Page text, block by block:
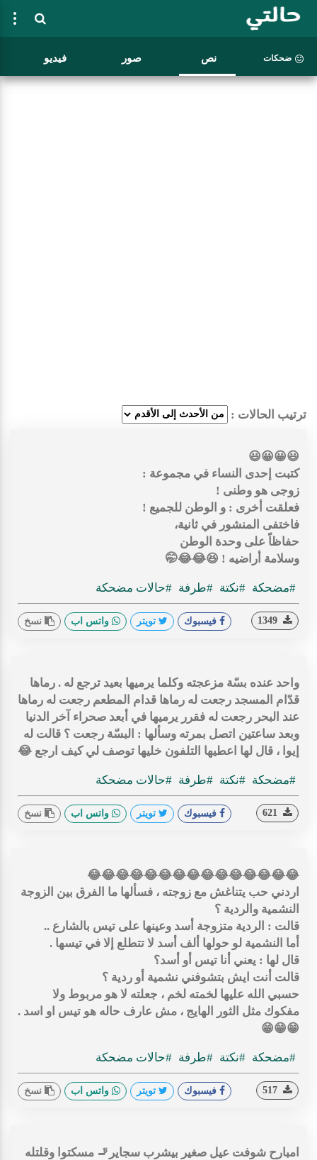
ضحكات نص صور فيديو
ترتيب الحالات :
😃😀😀😃
‏كتبت إحدى النساء في مجموعة :
زوجى هو وطنى !
فعلقت أخرى : و الوطن للجميع !
فاختفى المنشور في ثانية،
حفاظاً على وحدة الوطن
وسلامة أراضيه ! 😆😂😂🤭
#مضحكة #نكتة #طرفة #حالات مضحكة
فيسبوك تويتر واتس اب نسخ
‏واحد عنده بسّة مزعجته وكلما يرميها بعيد ترجع له . رماها
قدّام المسجد رجعت له رماها قدام المطعم رجعت له رماها
عند البحر رجعت له فقرر يرميها في أبعد صحراء آخر الدنيا
وبعد ساعتين اتصل بمرته وسألها : البسّة رجعت ؟ قالت له
إيوا ، قال لها اعطيها التلفون خليها توصف لي كيف ارجع 😂
#مضحكة #نكتة #طرفة #حالات مضحكة
فيسبوك تويتر واتس اب نسخ
😂😂😂😂😂😂😂😂😂😂😂😂😂😂😂
اردني حب يتناغش مع زوجته ، فسألها ما الفرق بين الزوجة
النشمية والردية ؟
‏قالت : الردية متزوجة أسد وعينها على تيس بالشارع ..
‏أما النشمية لو حولها ألف أسد لا تتطلع إلا في تيسها .
‏قال لها : يعني أنا تيس أو أسد؟
‏قالت أنت ايش بتشوفني نشمية أو ردية ؟
‏حسبي الله عليها لخمته لخم ، جعلته لا هو مربوط ولا
مفكوك مثل الثور الهايج ، مش عارف حاله هو تيس او اسد .
😁😁😁
#مضحكة #نكتة #طرفة #حالات مضحكة
فيسبوك تويتر واتس اب نسخ
امبارح شوفت عيل صغير بيشرب سجاير🚬 مسكتوا وقلتله